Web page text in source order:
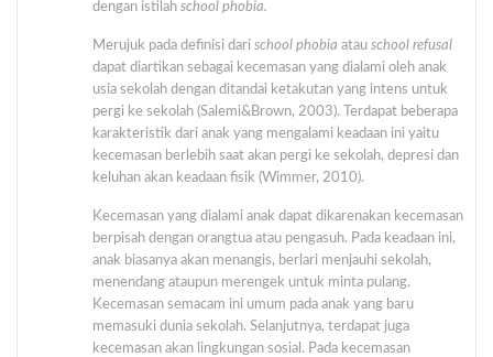
dengan istilah school phobia.
Merujuk pada definisi dari school phobia atau school refusal
dapat diartikan sebagai kecemasan yang dialami oleh anak
usia sekolah dengan ditandai ketakutan yang intens untuk
pergi ke sekolah (Salemi&Brown, 2003). Terdapat beberapa
karakteristik dari anak yang mengalami keadaan ini yaitu
kecemasan berlebih saat akan pergi ke sekolah, depresi dan
keluhan akan keadaan fisik (Wimmer, 2010).
Kecemasan yang dialami anak dapat dikarenakan kecemasan
berpisah dengan orangtua atau pengasuh. Pada keadaan ini,
anak biasanya akan menangis, berlari menjauhi sekolah,
menendang ataupun merengek untuk minta pulang.
Kecemasan semacam ini umum pada anak yang baru
memasuki dunia sekolah. Selanjutnya, terdapat juga
kecemasan akan lingkungan sosial. Pada kecemasan